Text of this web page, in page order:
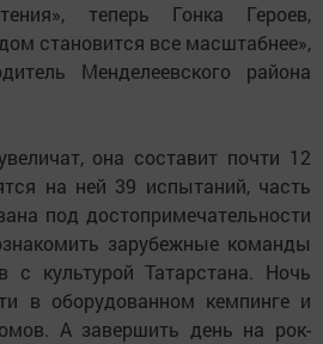
теперь Гонка Героев,
становится все масштабнее»,
Менделеевского района
она составит почти 12
на ней 39 испытаний, часть
под достопримечательности
зарубежные команды
с культурой Татарстана. Ночь
в оборудованном кемпинге и
А завершить день на рок-